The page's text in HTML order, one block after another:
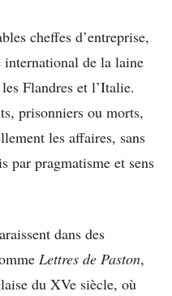
cheffes d’entreprise,
international de la laine
Flandres et l’Italie.
prisonniers ou morts,
les affaires, sans
par pragmatisme et sens
dans des
Lettres de Paston,
du XVe siècle, où